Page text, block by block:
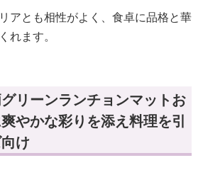
アとも相性がよく、食卓に品格と華
れます。
リーンランチョンマットお
やかな彩りを添え料理を引
け